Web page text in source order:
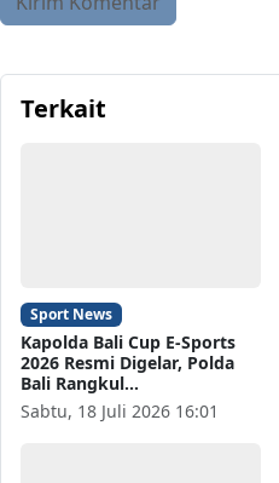
Terkait
Sport News
Kapolda Bali Cup E-Sports
2026 Resmi Digelar, Polda
Bali Rangkul…
Sabtu, 18 Juli 2026 16:01